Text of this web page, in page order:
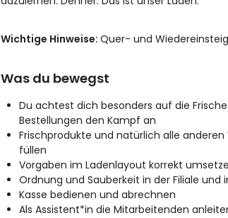
Wichtige Hinweise: Quer- und
Was du bewegst
Du achtest dich besonders auf die
Bestellungen den Kampf an
Frischprodukte und natürlich alle
füllen
Vorgaben im Ladenlayout korrekt
Ordnung und Sauberkeit in der Filiale und
Kasse bedienen und abrechnen
Als Assistent*in die Mitarbeitenden